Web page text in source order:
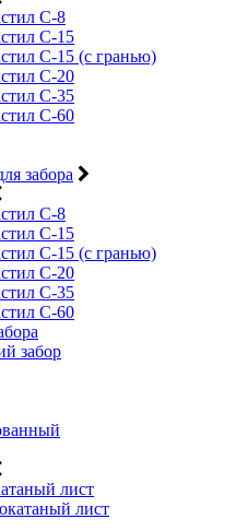
С-8
С-15
С-15 (с гранью)
С-20
С-35
С-60
забора
С-8
С-15
С-15 (с гранью)
С-20
С-35
С-60
забор
лист
лист